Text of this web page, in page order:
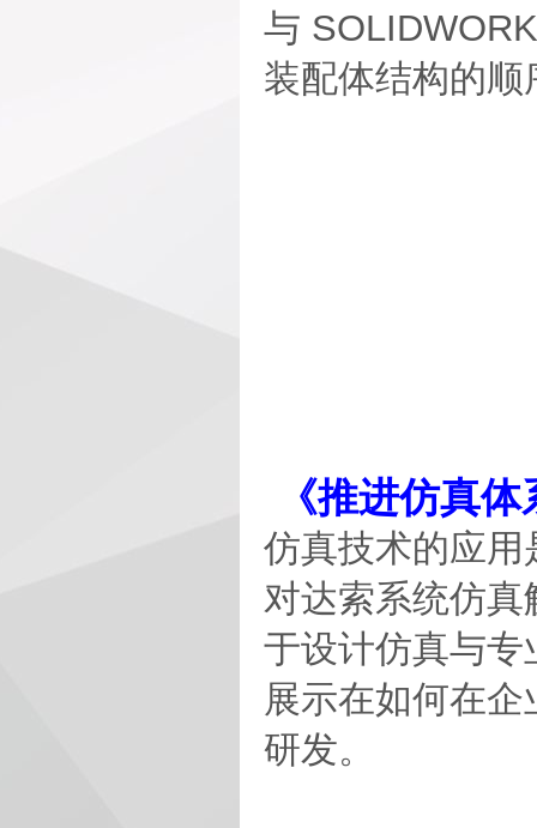
与
装配体结构的顺
《推进仿真
仿真技术的应
对达索系统仿
于设计仿真与
展示在如何在
研发。